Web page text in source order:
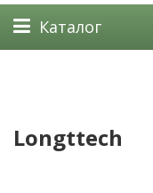
Каталог
Longttech